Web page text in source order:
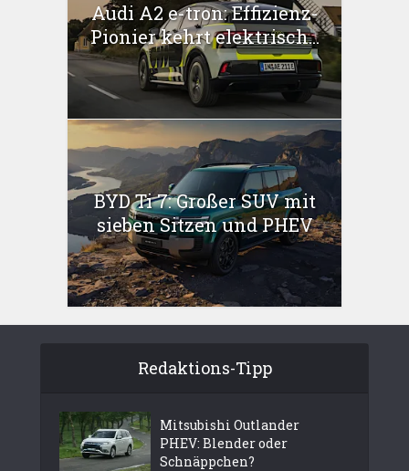
Audi A2 e-tron: Effizienz-
Pionier kehrt elektrisch...
BYD Ti 7: Großer SUV mit
sieben Sitzen und PHEV
Redaktions-Tipp
Mitsubishi Outlander
PHEV: Blender oder
Schnäppchen?